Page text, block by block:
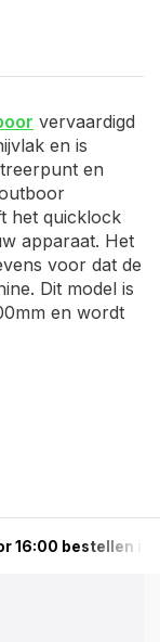
vervaardigd
en is
en
het quicklock
apparaat. Het
voor dat de
Dit model is
en wordt
16:00 bestellen is